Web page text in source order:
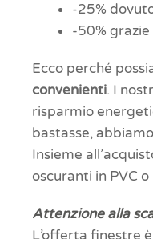
-25%
-50% grazie
Ecco perché
convenienti. I
risparmio
bastasse,
Insieme
oscuranti in PVC
Attenzione alla
L’offerta finestre